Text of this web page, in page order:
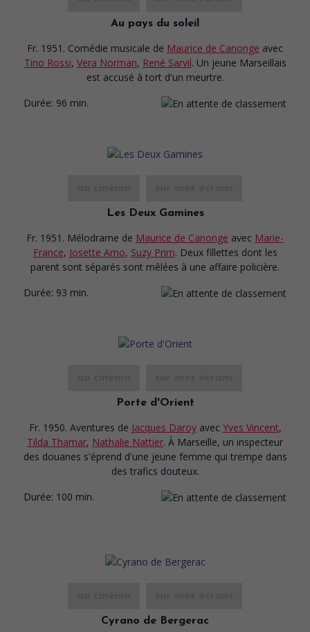
Au pays du soleil
Fr. 1951. Comédie musicale de Maurice de Canonge avec
Tino Rossi, Vera Norman, René Sarvil. Un jeune Marseillais
est accusé à tort d'un meurtre.
Durée: 96 min.
Les Deux Gamines
Fr. 1951. Mélodrame de Maurice de Canonge avec Marie-
France, Josette Arno, Suzy Prim. Deux fillettes dont les
parent sont séparés sont mêlées à une affaire policière.
Durée: 93 min.
Porte d'Orient
Fr. 1950. Aventures de Jacques Daroy avec Yves Vincent,
Tilda Thamar, Nathalie Nattier. À Marseille, un inspecteur
des douanes s'éprend d'une jeune femme qui trempe dans
des trafics douteux.
Durée: 100 min.
Cyrano de Bergerac